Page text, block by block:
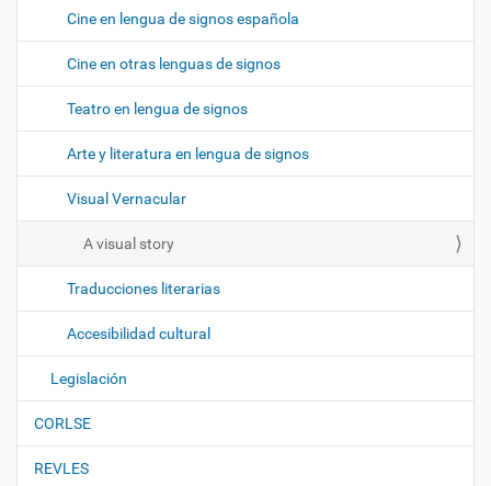
Cine en lengua de signos española
Cine en otras lenguas de signos
Teatro en lengua de signos
Arte y literatura en lengua de signos
Visual Vernacular
A visual story
Traducciones literarias
Accesibilidad cultural
Legislación
CORLSE
REVLES